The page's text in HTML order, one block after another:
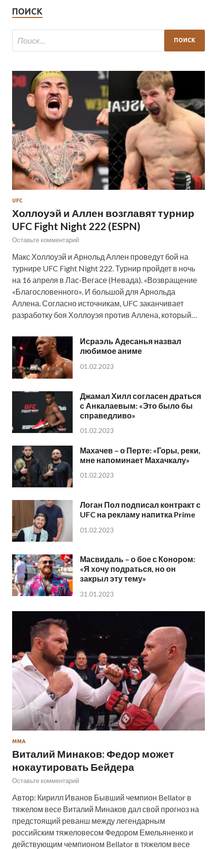
ПОИСК
UFC
Холлоуэй и Аллен возглавят турнир
UFC Fight Night 222 (ESPN)
Оставьте комментарий
Макс Холлоуэй и Арнольд Аллен проведут бой на
турнире UFC Fight Night 222. Турнир пройдет в ночь
на 16 апреля в Лас-Вегасе (Невада). «Возвращение
«Благословенного». И большой для Арнольда
Аллена. Согласно источникам, UFC заканчивает
разработку боя Холлоуэя против Аллена, который…
Исраэль Адесанья назвал
любимое аниме
01.02.2023
Джамал Хилл согласен драться
с Анкалаевым: «Это было бы
справедливо»
01.02.2023
Махачев – о Перте: «Горы, реки,
мне напоминает Махачкалу»
01.02.2023
Логан Пол подписал контракт с
UFC на рекламу напитка Prime
01.02.2023
Масвидаль – о бое с Конором:
«Я хочу подраться, но он
закрыл эту тему»
31.01.2023
ММА
Виталий Минаков: Федор может
нокаутировать Бейдера
Оставьте комментарий
Автор: Кирилл Иванов Бывший чемпион Bellator в
тяжелом весе Виталий Минаков дал свой прогноз на
предстоящий реванш между легендарным
российским тяжеловесом Федором Емельяненко и
действующим чемпионом Bellator в тяжелом весе